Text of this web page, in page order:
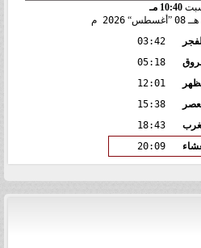
10:40 مـ
08 أغسطس 2026 م
الفجر
03:42
05:18
12:01
15:38
18:43
20:09